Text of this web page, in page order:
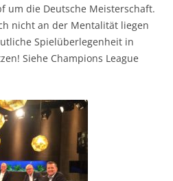
um die Deutsche Meisterschaft.
nicht an der Mentalität liegen
Spielüberlegenheit in
Siehe Champions League